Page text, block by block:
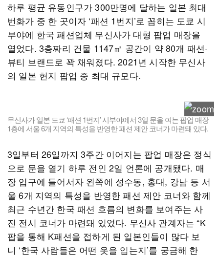
하루 평균 유동인구가 300만명에 달하는 일본 최대
번화가 중 한 곳이자 ‘패션 1번지’로 꼽히는 도쿄 시
부야에 한국 패션업체 무신사가 대형 팝업 매장을
열었다. 3층짜리 건물 1147㎡ 공간이 약 80개 패션·
뷰티 브랜드로 꽉 채워졌다. 2021년 시작한 무신사
의 일본 현지 팝업 중 최대 규모다.
무신사가 일본 도쿄 ‘패션 1번지’ 시부야에서 3일 문을 여는 팝업 매장
1층에 서울 6개 지역의 특성을 반영한 패션 제안 코너가 마련돼 있다.
3일부터 26일까지 3주간 이어지는 팝업 매장은 정식
으로 문을 열기 하루 전인 2일 언론에 공개됐다. 매
장 입구에 들어서자 왼쪽에 성수동, 홍대, 강남 등 서
울 6개 지역의 특성을 반영한 패션 제안 코너와 함께
최근 수년간 한국 패션 흐름의 변화를 보여주는 사
진 전시 코너가 마련돼 있었다. 무신사 관계자는 “K
팝을 통해 K패션을 접하게 된 일본인들이 많다 보
니 ‘한국 사람들은 어떤 옷을 입는지’를 궁금해 한